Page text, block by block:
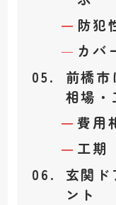
防犯
カバ
前橋
相場・
費用
工期
玄関
ント